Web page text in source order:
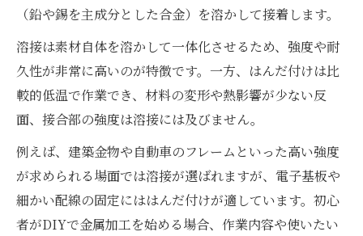
（鉛や錫を主成分とした合金）を溶かして接着します。
溶接は素材自体を溶かして一体化させるため、強度や耐
久性が非常に高いのが特徴です。一方、はんだ付けは比
較的低温で作業でき、材料の変形や熱影響が少ない反
面、接合部の強度は溶接には及びません。
例えば、建築金物や自動車のフレームといった高い強度
が求められる場面では溶接が選ばれますが、電子基板や
細かい配線の固定にははんだ付けが適しています。初心
者がDIYで金属加工を始める場合、作業内容や使いたい